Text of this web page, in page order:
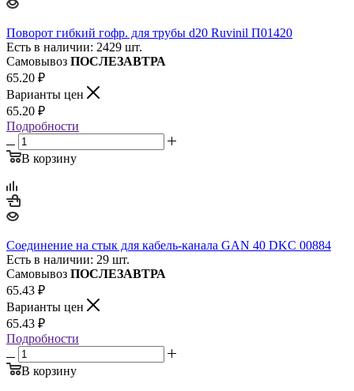
Поворот гибкий гофр. для трубы d20 Ruvinil П01420
Есть в наличии: 2429 шт.
Самовывоз ПОСЛЕЗАВТРА
65.20 ₽
Варианты цен
65.20 ₽
Подробности
В корзину
Соединение на стык для кабель-канала GAN 40 DKC 00884
Есть в наличии: 29 шт.
Самовывоз ПОСЛЕЗАВТРА
65.43 ₽
Варианты цен
65.43 ₽
Подробности
В корзину